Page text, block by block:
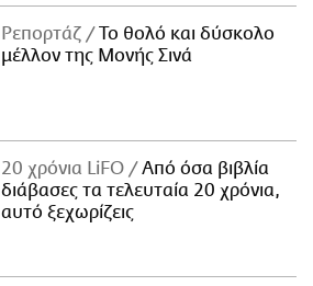
Ρεπορτάζ
Το θολό και δύσκολο
μέλλον της Μονής Σινά
20 χρόνια LiFO
Από όσα βιβλία
διάβασες τα τελευταία 20 χρόνια,
αυτό ξεχωρίζεις